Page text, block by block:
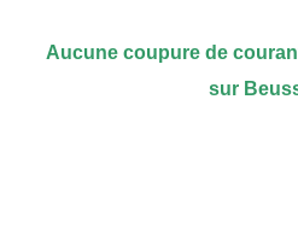
Aucune coupure de
sur